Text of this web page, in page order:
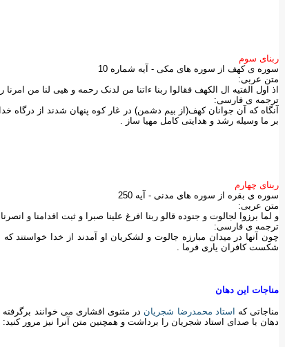
ربنای سوم
سوره ی كهف از سوره های مكی - آيه شماره 10
متن عربی:
اذ اول الفتيه ال الكهف فقالوا ربنا ءاتنا من لدنک رحمه و هیی لنا من امرنا
ترجمه ی فارسی:
آنگاه‌ كه آن جوانان كهف(از بيم دشمن) در غار كوه پنهان شدند از
بر ما وسيله رشد و هدايتی كامل مهيا ساز .
ربنای چهارم
سوره ی بقره از سوره های مدنی - آيه 250
متن عربی:
و لما برزوا لجالوت و جنوده قالو ربنا افرغ علينا صبرا و ثبت اقدامنا و
ترجمه ی فارسی:
چون آنها در ميدان مبارزه جالوت و لشكريان او آمدند از خدا خواستند
شكست كافران ياری فرما .
مناجات این دهان
مناجاتی كه استاد محمدرضا شجریان در مثنوی افشاری می خوانند
دهان با صدای استاد شجریان را برداشت و همچنین متن آنرا نیز مرور کنید: